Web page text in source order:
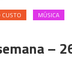
MÚSICA
–